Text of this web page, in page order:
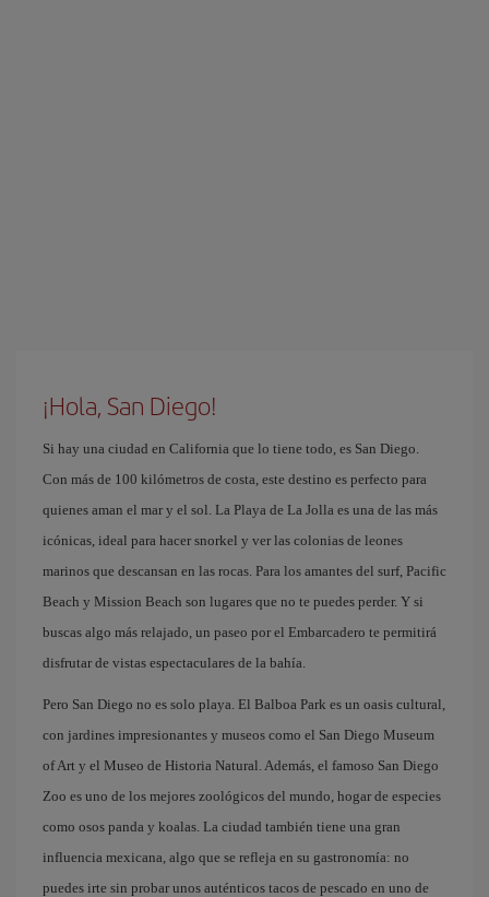
¡Hola, San Diego!
Si hay una ciudad en California que lo tiene todo, es San Diego.
Con más de 100 kilómetros de costa, este destino es perfecto para
quienes aman el mar y el sol. La Playa de La Jolla es una de las más
icónicas, ideal para hacer snorkel y ver las colonias de leones
marinos que descansan en las rocas. Para los amantes del surf, Pacific
Beach y Mission Beach son lugares que no te puedes perder. Y si
buscas algo más relajado, un paseo por el Embarcadero te permitirá
disfrutar de vistas espectaculares de la bahía.
Pero San Diego no es solo playa. El Balboa Park es un oasis cultural,
con jardines impresionantes y museos como el San Diego Museum
of Art y el Museo de Historia Natural. Además, el famoso San Diego
Zoo es uno de los mejores zoológicos del mundo, hogar de especies
como osos panda y koalas. La ciudad también tiene una gran
influencia mexicana, algo que se refleja en su gastronomía: no
puedes irte sin probar unos auténticos tacos de pescado en uno de